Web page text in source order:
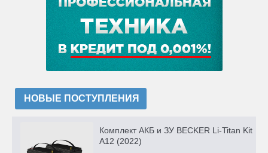
НОВЫЕ ПОСТУПЛЕНИЯ
Комплект АКБ и ЗУ BECKER Li-Titan Kit
A12 (2022)